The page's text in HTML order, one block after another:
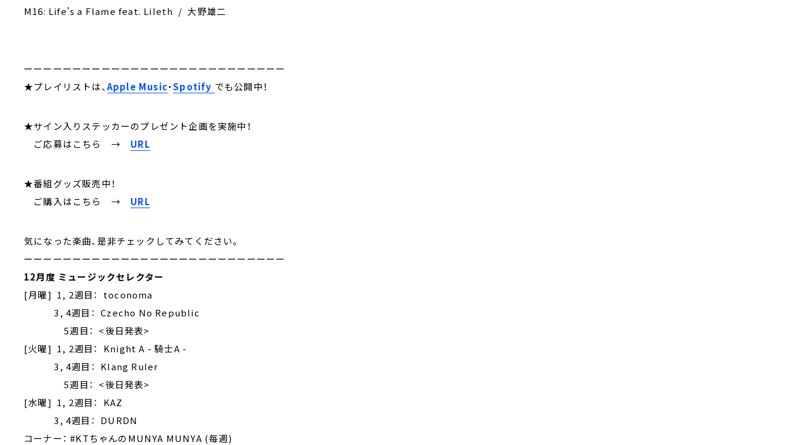
M16: Life's a Flame feat. Lileth / 大野雄二
ーーーーーーーーーーーーーーーーーーーーーーーーーーー
★プレイリストは、 Apple Music・Spotify でも公開中！
★サイン入りステッカーのプレゼント企画を実施中！
ご応募はこちら → URL
★番組グッズ販売中！
ご購入はこちら → URL
気になった楽曲、是非チェックしてみてください。
ーーーーーーーーーーーーーーーーーーーーーーーーーーー
12月度 ミュージックセレクター
[月曜] 1, 2週目： toconoma
3, 4週目： Czecho No Republic
5週目： <後日発表>
[火曜] 1, 2週目： Knight A - 騎士A -
3, 4週目： Klang Ruler
5週目： <後日発表>
[水曜] 1, 2週目： KAZ
3, 4週目： DURDN
コーナー： #KTちゃんのMUNYA MUNYA (毎週)